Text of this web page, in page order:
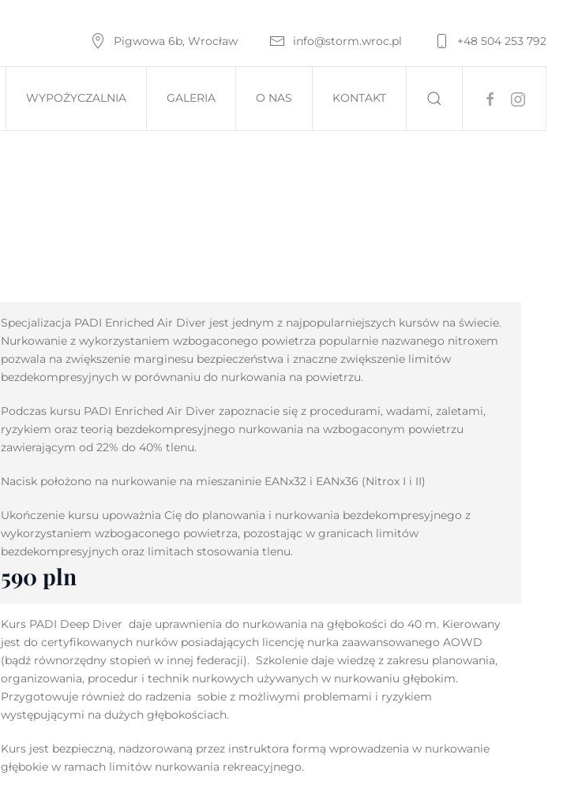
Pigwowa 6b, Wrocław info@storm.wroc.pl +48 504 253 792
WYPOŻYCZALNIA GALERIA O NAS KONTAKT
Specjalizacja PADI Enriched Air Diver jest jednym z najpopularniejszych kursów na świecie.
Nurkowanie z wykorzystaniem wzbogaconego powietrza popularnie nazwanego nitroxem
pozwala na zwiększenie marginesu bezpieczeństwa i znaczne zwiększenie limitów
bezdekompresyjnych w porównaniu do nurkowania na powietrzu.
Podczas kursu PADI Enriched Air Diver zapoznacie się z procedurami, wadami, zaletami,
ryzykiem oraz teorią bezdekompresyjnego nurkowania na wzbogaconym powietrzu
zawierającym od 22% do 40% tlenu.
Nacisk położono na nurkowanie na mieszaninie EANx32 i EANx36 (Nitrox I i II)
Ukończenie kursu upoważnia Cię do planowania i nurkowania bezdekompresyjnego z
wykorzystaniem wzbogaconego powietrza, pozostając w granicach limitów
bezdekompresyjnych oraz limitach stosowania tlenu.
590 pln
Kurs PADI Deep Diver daje uprawnienia do nurkowania na głębokości do 40 m. Kierowany
jest do certyfikowanych nurków posiadających licencję nurka zaawansowanego AOWD
(bądź równorzędny stopień w innej federacji). Szkolenie daje wiedzę z zakresu planowania,
organizowania, procedur i technik nurkowych używanych w nurkowaniu głębokim.
Przygotowuje również do radzenia sobie z możliwymi problemami i ryzykiem
występującymi na dużych głębokościach.
Kurs jest bezpieczną, nadzorowaną przez instruktora formą wprowadzenia w nurkowanie
głębokie w ramach limitów nurkowania rekreacyjnego.